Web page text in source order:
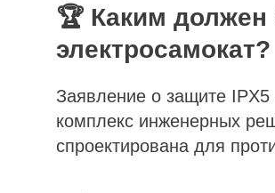
🏆 Каким
электросамокат?
Заявление о защите
комплекс инженерных
спроектирована для